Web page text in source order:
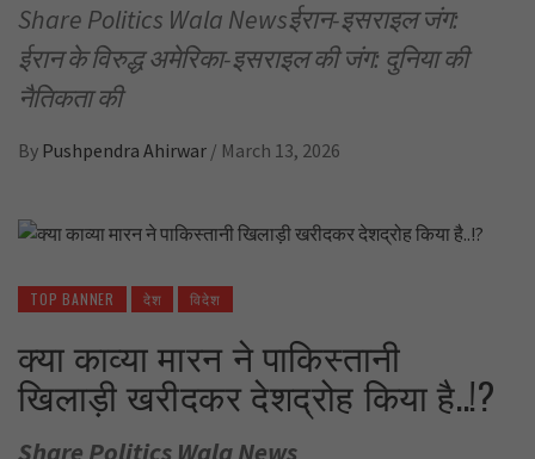
Share Politics Wala Newsईरान-इसराइल जंग:
ईरान के विरुद्ध अमेरिका-इसराइल की जंग: दुनिया की
नैतिकता की
By Pushpendra Ahirwar / March 13, 2026
TOP BANNER देश विदेश
क्या काव्या मारन ने पाकिस्तानी
खिलाड़ी खरीदकर देशद्रोह किया है..!?
Share Politics Wala News